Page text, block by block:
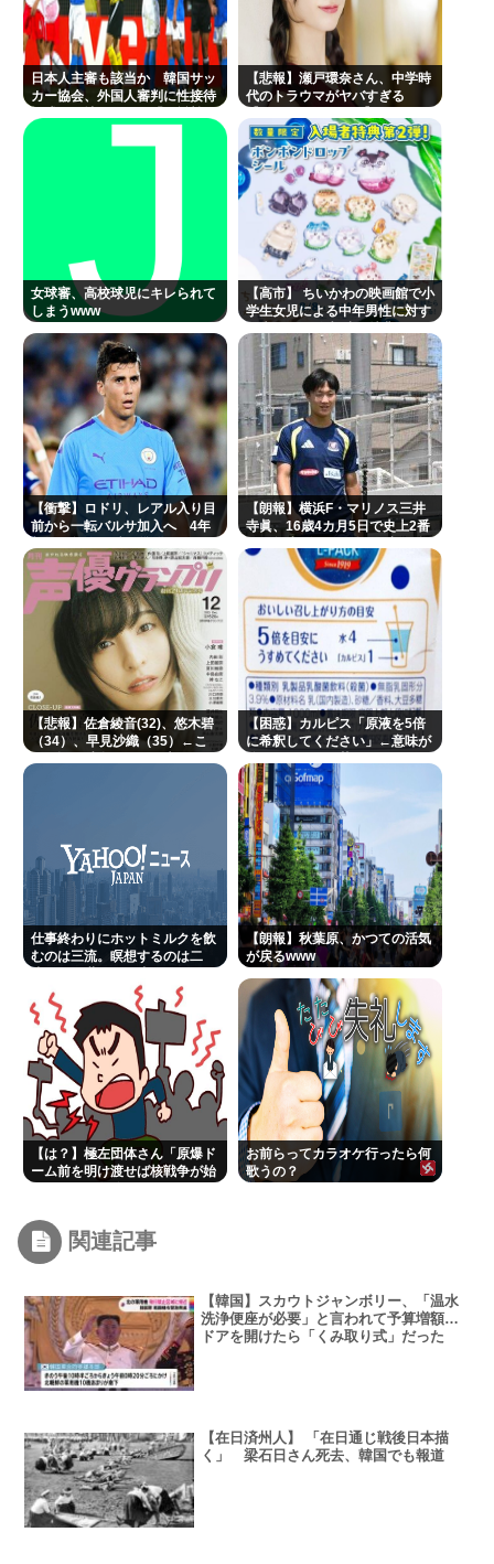
日本人主審も該当か 韓国サッ
カー協会、外国人審判に性接待
【悲報】瀬戸環奈さん、中学時
代のトラウマがヤバすぎる
女球審、高校球児にキレられて
しまうwww
【高市】 ちいかわの映画館で小
学生女児による中年男性に対す
だり
【衝撃】ロドリ、レアル入り目
前から一転バルサ加入へ 4年
【朗報】横浜F・マリノス三井
寺眞、16歳4カ月5日で史上2番
む
【悲報】佐倉綾音(32)、悠木碧
（34）、早見沙織（35）←こ
【困惑】カルピス「原液を5倍
に希釈してください」←意味が
仕事終わりにホットミルクを飲
むのは三流。瞑想するのは二
【朗報】秋葉原、かつての活気
が戻るwww
【は？】極左団体さん「原爆ド
ーム前を明け渡せば核戦争が始
www
お前らってカラオケ行ったら何
歌うの？
関連記事
【韓国】スカウトジャンボリー、「温水
洗浄便座が必要」と言われて予算増額…
ドアを開けたら「くみ取り式」だった
【在日済州人】 「在日通じ戦後日本描
く」 梁石日さん死去、韓国でも報道